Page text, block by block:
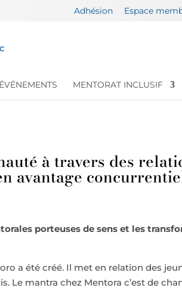
Adhésion Espace
ÉVÉNEMENTS MENTORAT INCLUSIF
à travers des
avantage
porteuses de sens et les
a été créé. Il met en relation des
Le mantra chez Mentora c’est de